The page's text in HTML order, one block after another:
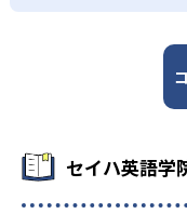
セイハ英語学